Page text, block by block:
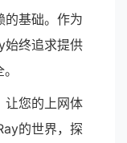
的基础。作为
始终追求提供
让您的上网体
的世界，探